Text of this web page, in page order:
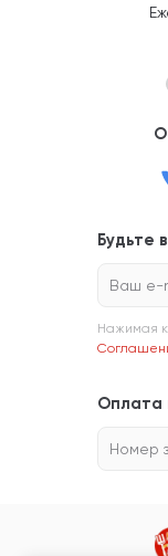
Будьте
Ваш e-
Нажимая
Оплата
Номер